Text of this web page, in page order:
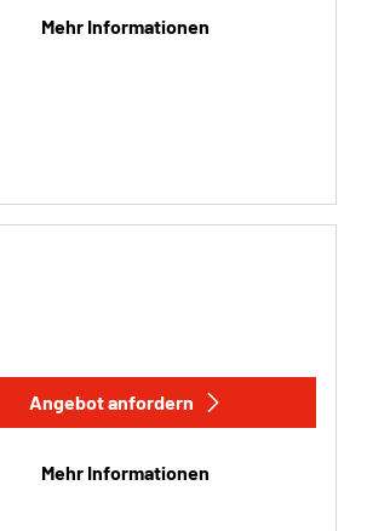
Mehr Informationen
Angebot anfordern
Mehr Informationen